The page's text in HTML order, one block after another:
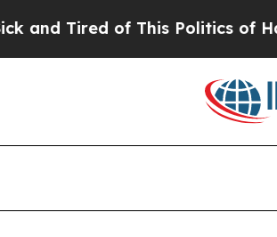
Tired of This Politics of Hatred”